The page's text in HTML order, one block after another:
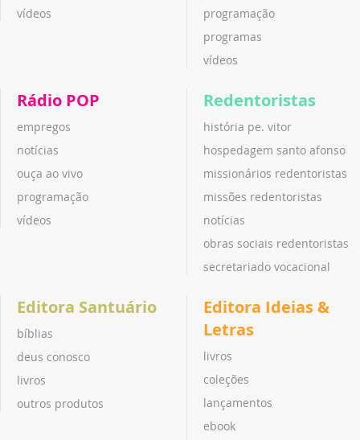
vídeos
programação
programas
vídeos
Rádio POP
empregos
notícias
ouça ao vivo
programação
vídeos
Redentoristas
história pe. vitor
hospedagem santo afonso
missionários redentoristas
missões redentoristas
notícias
obras sociais redentoristas
secretariado vocacional
Editora Santuário
bíblias
deus conosco
livros
outros produtos
Editora Ideias &
Letras
livros
coleções
lançamentos
ebook